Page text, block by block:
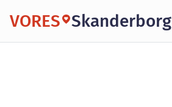
VORES Skanderborg